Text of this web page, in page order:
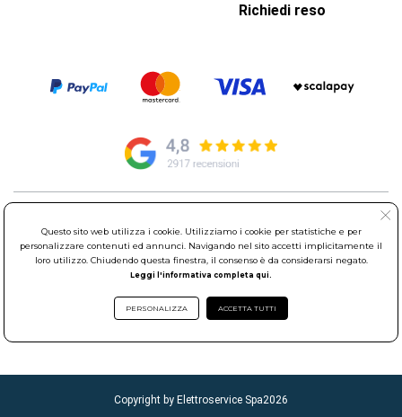
Richiedi reso
00015 Monterotondo Scalo (RM)
Partita Iva: 01586761007 - Codice Fiscale: 06634500588 Capitale
Sociale 1.600.000,00 Euro i.v. Iscritto al Registro delle Imprese di
Sede Operativa: Via Leonardo da Vinci, 40 - 00015 Monterotondo
Scalo (RM) - Telefono:06.90095358
Copyright by Elettroservice Spa2026
Questo sito web utilizza i cookie. Utilizziamo i cookie per statistiche e per
personalizzare contenuti ed annunci. Navigando nel sito accetti implicitamente il
loro utilizzo. Chiudendo questa finestra, il consenso è da considerarsi negato.
Leggi l'informativa completa qui.
PERSONALIZZA ACCETTA TUTTI